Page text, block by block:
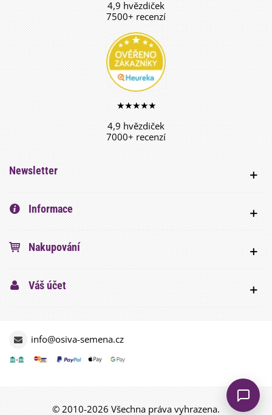
4,9 hvězdiček
7500+ recenzí
★★★★★
4,9 hvězdiček
7000+ recenzí
Newsletter
Informace
Nakupování
Váš účet
info@osiva-semena.cz
© 2010-2026 Všechna práva vyhrazena.